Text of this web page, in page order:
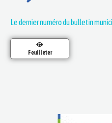
Le dernier numéro du bulletin
Feuilleter